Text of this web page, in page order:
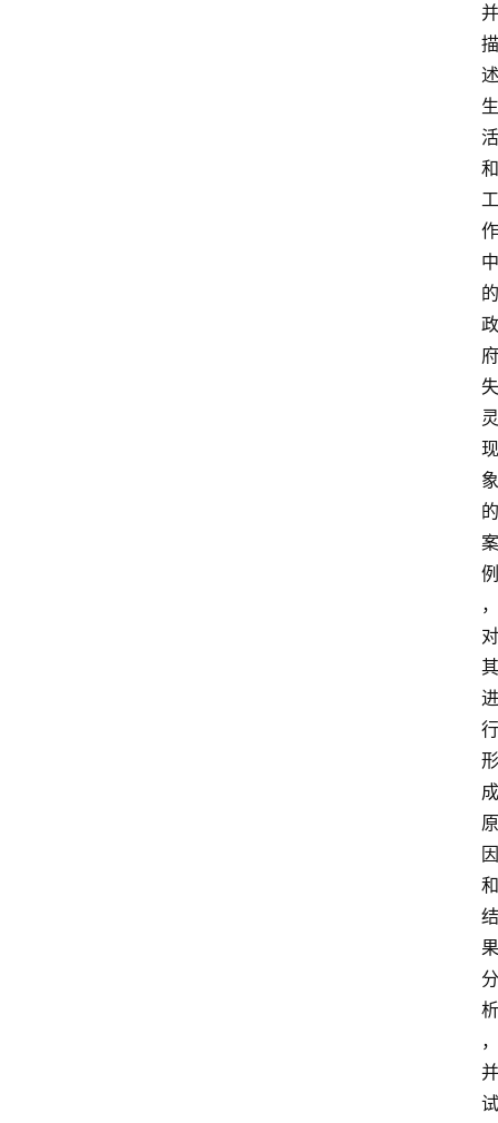
并
描
述
生
活
和
工
作
中
的
政
府
失
灵
现
象
的
案
例
，
对
其
进
行
形
成
原
因
和
结
果
分
析
，
并
试